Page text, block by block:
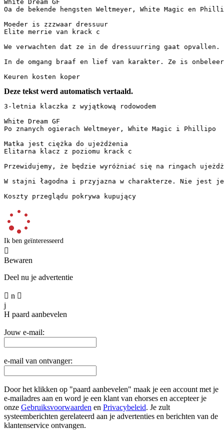
White Dream GF
Oa de bekende hengsten Weltmeyer, White Magic en
Moeder is zzzwaar dressuur
Elite merrie van krack c
We verwachten dat ze in de dressuurring gaat
In de omgang braaf en lief van karakter. Ze is
Keuren kosten koper
Deze tekst werd automatisch vertaald.
3-letnia klaczka z wyjątkową rodowodem
White Dream GF
Po znanych ogierach Weltmeyer, White Magic i Phillipo
Matka jest ciężka do ujeżdżenia
Elitarna klacz z poziomu krack c
Przewidujemy, że będzie wyróżniać się na ringach
W stajni łagodna i przyjazna w charakterze. Nie jest
Koszty przeglądu pokrywa kupujący
Ik ben geïnteresseerd

Bewaren
Deel nu je advertentie
 n 
j
H paard aanbevelen
Jouw e-mail:
e-mail van ontvanger:
Door het klikken op "paard aanbevelen" maak je een account met je
e-mailadres aan en word je een klant van ehorses en accepteer je
onze Gebruiksvoorwaarden en Privacybeleid. Je zult
systeemberichten gerelateerd aan je advertenties en berichten van de
klantenservice ontvangen.